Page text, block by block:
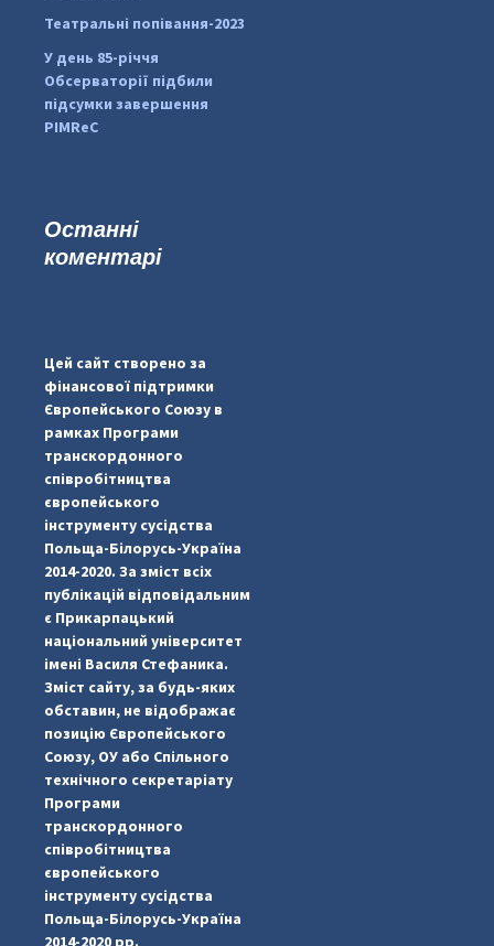
#PipIvanToday
Театральні попівання-2023
У день 85-річчя
Обсерваторії підбили
підсумки завершення
PIMReC
Останні
коментарі
Цей сайт створено за
фінансової підтримки
Європейського Союзу в
рамках Програми
транскордонного
співробітництва
європейського
інструменту сусідства
Польща-Білорусь-Україна
2014-2020. За зміст всіх
публікацій відповідальним
є Прикарпацький
національний університет
імені Василя Стефаника.
Зміст сайту, за будь-яких
обставин, не відображає
позицію Європейського
Союзу, ОУ або Спільного
технічного секретаріату
Програми
транскордонного
співробітництва
європейського
інструменту сусідства
Польща-Білорусь-Україна
2014-2020 рр.